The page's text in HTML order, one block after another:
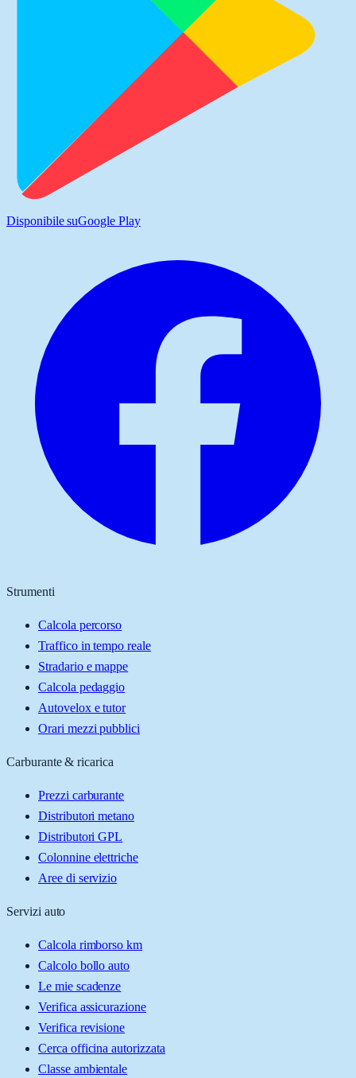
Disponibile suGoogle Play
Strumenti
Calcola percorso
Traffico in tempo reale
Stradario e mappe
Calcola pedaggio
Autovelox e tutor
Orari mezzi pubblici
Carburante & ricarica
Prezzi carburante
Distributori metano
Distributori GPL
Colonnine elettriche
Aree di servizio
Servizi auto
Calcola rimborso km
Calcolo bollo auto
Le mie scadenze
Verifica assicurazione
Verifica revisione
Cerca officina autorizzata
Classe ambientale